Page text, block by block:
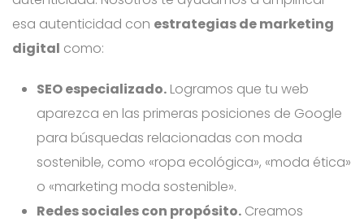
esa autenticidad con estrategias de marketing
digital como:
SEO especializado. Logramos que tu web
aparezca en las primeras posiciones de Google
para búsquedas relacionadas con moda
sostenible, como «ropa ecológica», «moda ética»
o «marketing moda sostenible».
Redes sociales con propósito. Creamos